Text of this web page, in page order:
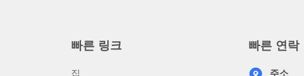
빠른 링크
집
빠른 연락
주소